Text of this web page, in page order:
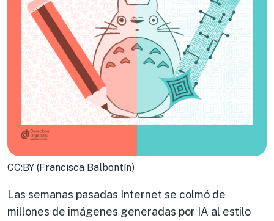
CC:BY (Francisca Balbontín)
Las semanas pasadas Internet se colmó de
millones de imágenes generadas por IA al estilo